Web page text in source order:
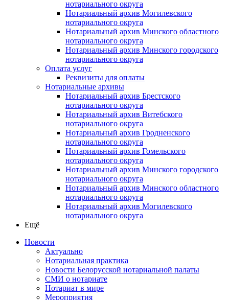
нотариального округа
Нотариальный архив Могилевского
нотариального округа
Нотариальный архив Минского областного
нотариального округа
Нотариальный архив Минского городского
нотариального округа
Оплата услуг
Реквизиты для оплаты
Нотариальные архивы
Нотариальный архив Брестского
нотариального округа
Нотариальный архив Витебского
нотариального округа
Нотариальный архив Гродненского
нотариального округа
Нотариальный архив Гомельского
нотариального округа
Нотариальный архив Минского городского
нотариального округа
Нотариальный архив Минского областного
нотариального округа
Нотариальный архив Могилевского
нотариального округа
Ещё
Новости
Актуально
Нотариальная практика
Новости Белорусской нотариальной палаты
СМИ о нотариате
Нотариат в мире
Мероприятия